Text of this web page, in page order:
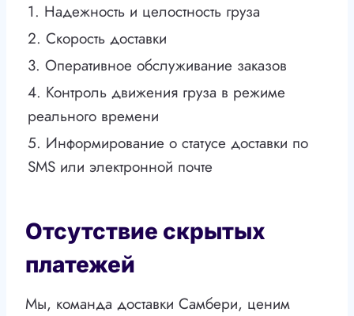
1. Надежность и целостность груза
2. Скорость доставки
3. Оперативное обслуживание заказов
4. Контроль движения груза в режиме
реального времени
5. Информирование о статусе доставки по
SMS или электронной почте
Отсутствие скрытых
платежей
Мы, команда доставки Самбери, ценим